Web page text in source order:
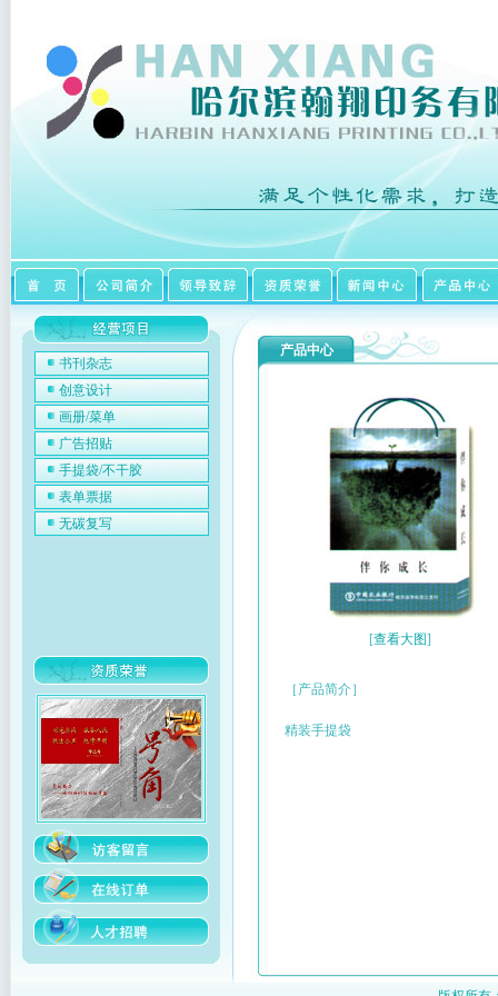
书刊杂志
创意设计
画册/菜单
广告招贴
手提袋/不干胶
表单票据
无碳复写
产品中心
[查看大图]
［产品简介］
精装手提袋